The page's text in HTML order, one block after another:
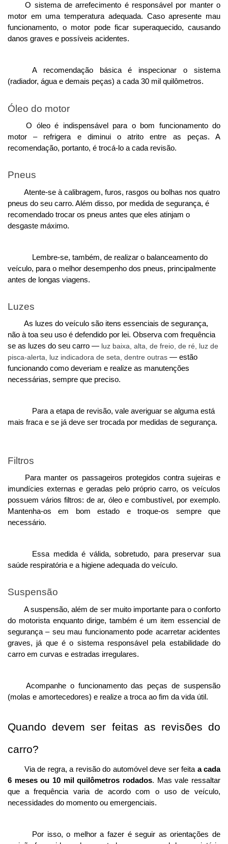
O sistema de arrefecimento é responsável por manter o
motor em uma temperatura adequada. Caso apresente mau
funcionamento, o motor pode ficar superaquecido, causando
danos graves e possíveis acidentes.
A recomendação básica é inspecionar o sistema
(radiador, água e demais peças) a cada 30 mil quilômetros.
Óleo do motor
O óleo é indispensável para o bom funcionamento do
motor – refrigera e diminui o atrito entre as peças. A
recomendação, portanto, é trocá-lo a cada revisão.
Pneus
Atente-se à calibragem, furos, rasgos ou bolhas nos quatro
pneus do seu carro. Além disso, por medida de segurança, é
recomendado trocar os pneus antes que eles atinjam o
desgaste máximo.
Lembre-se, também, de realizar o balanceamento do
veículo, para o melhor desempenho dos pneus, principalmente
antes de longas viagens.
Luzes
As luzes do veículo são itens essenciais de segurança,
não à toa seu uso é defendido por lei. Observa com frequência
se as luzes do seu carro — luz baixa, alta, de freio, de ré, luz de
pisca-alerta, luz indicadora de seta, dentre outras — estão
funcionando como deveriam e realize as manutenções
necessárias, sempre que preciso.
Para a etapa de revisão, vale averiguar se alguma está
Filtros
Para manter os passageiros protegidos contra sujeiras e
imundícies externas e geradas pelo próprio carro, os veículos
possuem vários filtros: de ar, óleo e combustível, por exemplo.
Mantenha-os em bom estado e troque-os sempre que
necessário.
Essa medida é válida, sobretudo, para preservar sua
saúde respiratória e a higiene adequada do veículo.
Suspensão
A suspensão, além de ser muito importante para o conforto
do motorista enquanto dirige, também é um item essencial de
segurança – seu mau funcionamento pode acarretar acidentes
graves, já que é o sistema responsável pela estabilidade do
carro em curvas e estradas irregulares.
Acompanhe o funcionamento das peças de suspensão
(molas e amortecedores) e realize a troca ao fim da vida útil.
Quando devem ser feitas as revisões do
carro?
Via de regra, a revisão do automóvel deve ser feita a cada
6 meses ou 10 mil quilômetros rodados. Mas vale ressaltar
que a frequência varia de acordo com o uso de veículo,
necessidades do momento ou emergenciais.
Por isso, o melhor a fazer é seguir as orientações de